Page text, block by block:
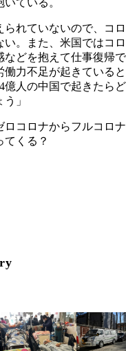
ている。
られていないので、コロ
。また、米国ではコロ
などを抱えて仕事復帰で
力不足が起きていると
億人の中国で起きたらど
」
コロナからフルコロナ
くる？